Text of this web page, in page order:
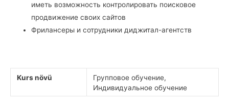
иметь возможность контролировать поисковое
продвижение своих сайтов
Фрилансеры и сотрудники диджитал-агентств
Kurs növü
Групповое обучение,
Индивидуальное обучение